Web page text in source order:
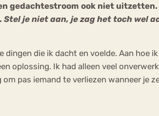
gedachtestroom ook niet
Stel je niet aan, je zag het toch wel
die ik dacht en voelde. Aan hoe
oplossing. Ik had alleen veel
pas iemand te verliezen wanneer je
Nervosa Eetbuien